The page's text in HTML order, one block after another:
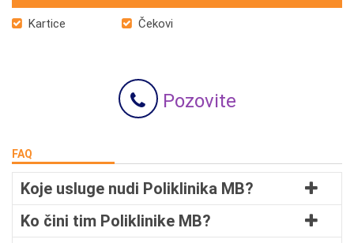
Kartice Čekovi
Pozovite
FAQ
Koje usluge nudi Poliklinika MB?
Ko čini tim Poliklinike MB?